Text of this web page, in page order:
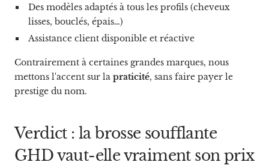
Des modèles adaptés à tous les profils (cheveux
lisses, bouclés, épais…)
Assistance client disponible et réactive
Contrairement à certaines grandes marques, nous
mettons l'accent sur la praticité, sans faire payer le
prestige du nom.
Verdict : la brosse soufflante
GHD vaut-elle vraiment son prix